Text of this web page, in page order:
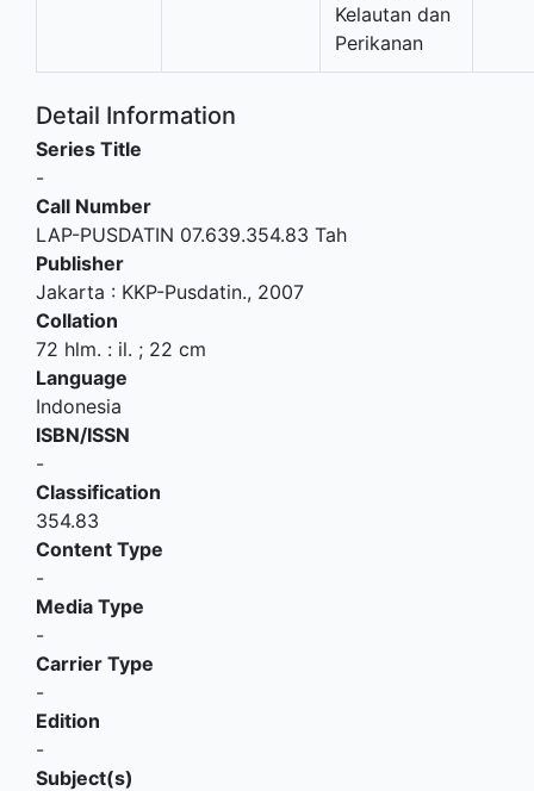
Kelautan dan
Perikanan
Detail Information
Series Title
-
Call Number
LAP-PUSDATIN 07.639.354.83 Tah
Publisher
Jakarta : KKP-Pusdatin., 2007
Collation
72 hlm. : il. ; 22 cm
Language
Indonesia
ISBN/ISSN
-
Classification
354.83
Content Type
-
Media Type
-
Carrier Type
-
Edition
-
Subject(s)